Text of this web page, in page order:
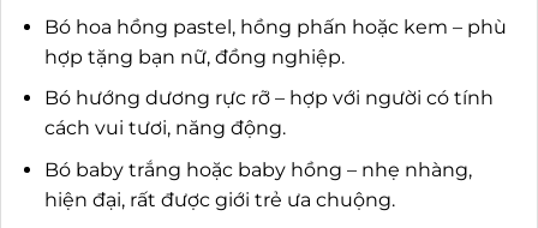
Bó hoa hồng pastel, hồng phấn hoặc kem – phù
hợp tặng bạn nữ, đồng nghiệp.
Bó hướng dương rực rỡ – hợp với người có tính
cách vui tươi, năng động.
Bó baby trắng hoặc baby hồng – nhẹ nhàng,
hiện đại, rất được giới trẻ ưa chuộng.